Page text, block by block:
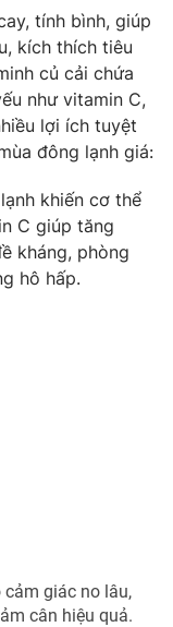
tính bình, giúp
kích thích tiêu
củ cải chứa
như vitamin C,
lợi ích tuyệt
đông lạnh giá:
khiến cơ thể
C giúp tăng
kháng, phòng
hô hấp.
giác no lâu,
cân hiệu quả.